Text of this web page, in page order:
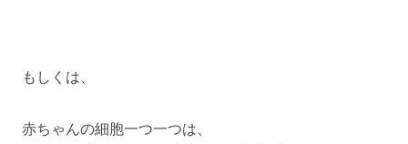
もしくは、
赤ちゃんの細胞一つ一つは、